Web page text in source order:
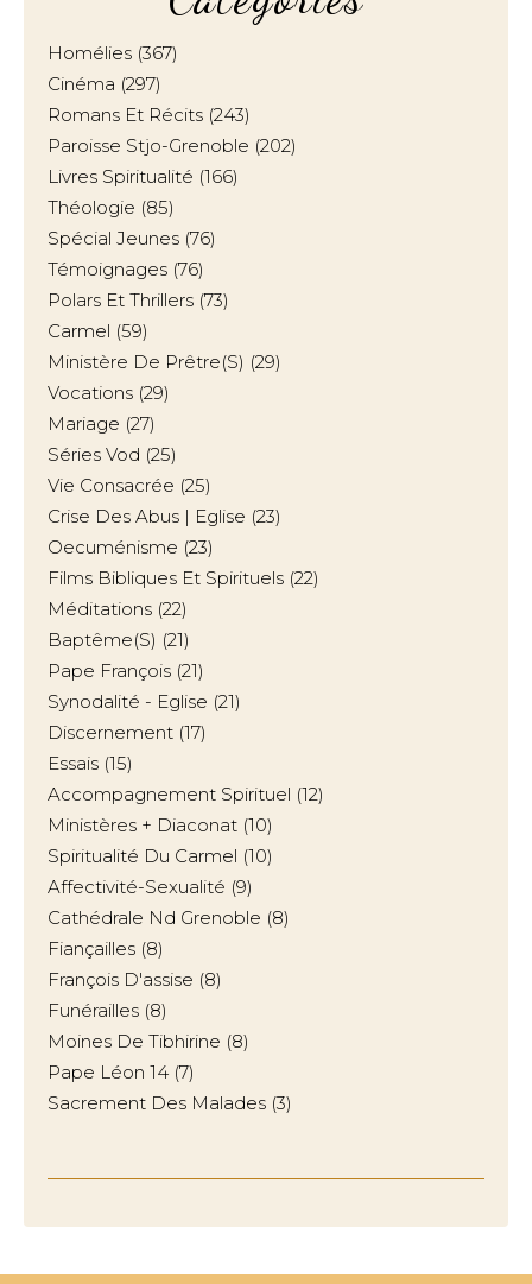
Homélies (367)
Cinéma (297)
Romans Et Récits (243)
Paroisse Stjo-Grenoble (202)
Livres Spiritualité (166)
Théologie (85)
Spécial Jeunes (76)
Témoignages (76)
Polars Et Thrillers (73)
Carmel (59)
Ministère De Prêtre(s) (29)
Vocations (29)
Mariage (27)
Séries Vod (25)
Vie Consacrée (25)
Crise Des Abus | Eglise (23)
Oecuménisme (23)
Films Bibliques Et Spirituels (22)
Méditations (22)
Baptême(s) (21)
Pape François (21)
Synodalité - Eglise (21)
Discernement (17)
Essais (15)
Accompagnement Spirituel (12)
Ministères + Diaconat (10)
Spiritualité Du Carmel (10)
Affectivité-Sexualité (9)
Cathédrale Nd Grenoble (8)
Fiançailles (8)
François D'assise (8)
Funérailles (8)
Moines De Tibhirine (8)
Pape Léon 14 (7)
Sacrement Des Malades (3)